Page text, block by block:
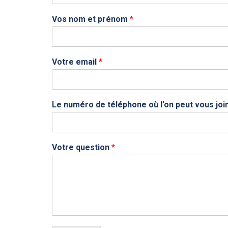
t
e
Vos nom et prénom *
Votre email *
Le numéro de téléphone où l’on peut vous
Votre question *